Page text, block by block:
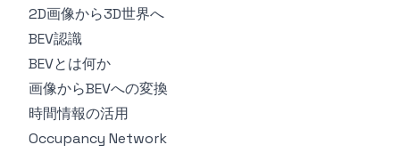
2D画像から3D世界へ
BEV認識
BEVとは何か
画像からBEVへの変換
時間情報の活用
Occupancy Network